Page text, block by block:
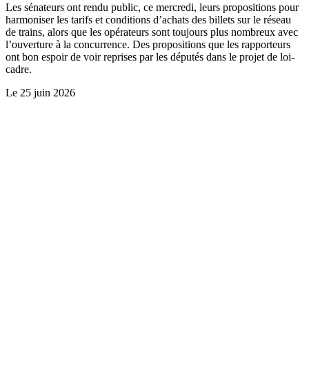
Les sénateurs ont rendu public, ce mercredi, leurs propositions pour
harmoniser les tarifs et conditions d’achats des billets sur le réseau
de trains, alors que les opérateurs sont toujours plus nombreux avec
l’ouverture à la concurrence. Des propositions que les rapporteurs
ont bon espoir de voir reprises par les députés dans le projet de loi-
cadre.
Le 25 juin 2026